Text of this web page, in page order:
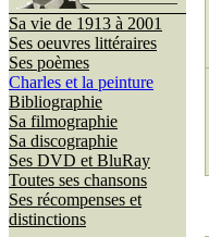
Sa vie de 1913 à 2001
Ses oeuvres littéraires
Ses poèmes
Charles et la peinture
Bibliographie
Sa filmographie
Sa discographie
Ses DVD et BluRay
Toutes ses chansons
Ses récompenses et
distinctions